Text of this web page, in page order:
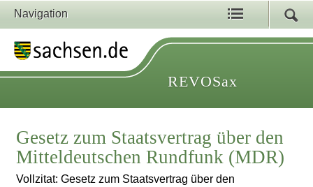
Navigation
REVOSax
Gesetz zum Staatsvertrag über den
Mitteldeutschen Rundfunk (MDR)
Vollzitat: Gesetz zum Staatsvertrag über den